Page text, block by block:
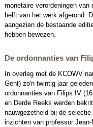
monetaire verordeningen van
helft van het werk afgerond.
aangezien de bestaande
hebben bewezen.
De ordonnanties van
In overleg met de KCOWV
Gent) zo'n twintig jaar
ordonnanties van Filips IV
en Derde Reeks werden
nauwgezetheid bij de
inzichten van professor